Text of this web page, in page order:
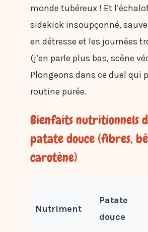
monde tubéreux ! Et
sidekick insoupçonné,
en détresse et les journées
(j’en parle plus bas, scène
Plongeons dans ce duel qui
routine purée.
Bienfaits nutritionnels
patate douce (fibres,
carotène)
Nutriment
Patate
douce